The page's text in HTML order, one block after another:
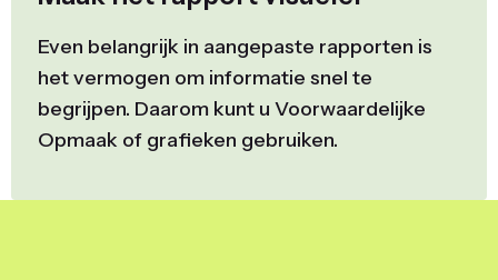
Even belangrijk in aangepaste rapporten is
het vermogen om informatie snel te
begrijpen. Daarom kunt u Voorwaardelijke
Opmaak of grafieken gebruiken.